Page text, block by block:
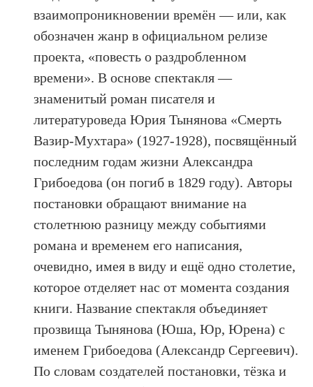
взаимопроникновении времён — или, как
обозначен жанр в официальном релизе
проекта, «повесть о раздробленном
времени». В основе спектакля —
знаменитый роман писателя и
литературоведа Юрия Тынянова «Смерть
Вазир-Мухтара» (1927-1928), посвящённый
последним годам жизни Александра
Грибоедова (он погиб в 1829 году). Авторы
постановки обращают внимание на
столетнюю разницу между событиями
романа и временем его написания,
очевидно, имея в виду и ещё одно столетие,
которое отделяет нас от момента создания
книги. Название спектакля объединяет
прозвища Тынянова (Юша, Юр, Юрена) с
именем Грибоедова (Александр Сергеевич).
По словам создателей постановки, тёзка и